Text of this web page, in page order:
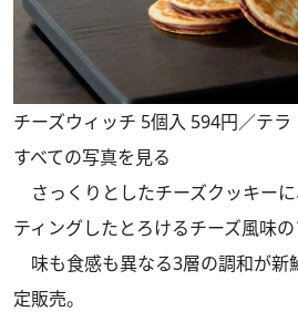
チーズウィッチ 5個入 594円／テラ
すべての写真を見る
さっくりとしたチーズクッキー
ティングしたとろけるチーズ風味の
味も食感も異なる3層の調和が新
定販売。